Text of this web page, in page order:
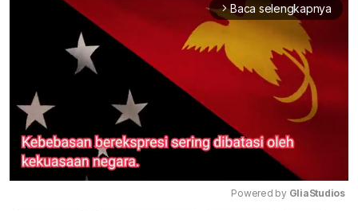
arrow_forward_ios Baca selengkapnya
Powered by GliaStudios